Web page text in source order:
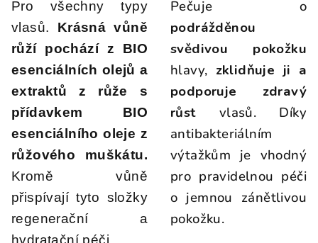
Pro všechny typy
vlasů. Krásná vůně
růží pochází z BIO
esenciálních olejů a
extraktů z růže s
přídavkem BIO
esenciálního oleje z
růžového muškátu.
Kromě vůně
přispívají tyto složky
regenerační a
hydratační péči.
hvězdiček.
Pečuje o
podrážděnou
svědivou pokožku
hlavy, zklidňuje ji a
podporuje zdravý
růst vlasů. Díky
antibakteriálním
výtažkům je vhodný
pro pravidelnou péči
o jemnou zánětlivou
pokožku.